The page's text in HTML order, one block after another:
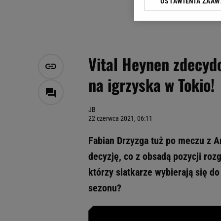
Vital Heynen
na igrzyska w Tokio!
JB
22 czerwca 2021, 06:11
Fabian Drzyzga tuż po meczu z
decyzję, co z obsadą pozycji
którzy siatkarze wybierają się
sezonu?
Klikając „Akceptuję”
Zaufanych Partnerów i
My, nasi Zaufani
Użycie dokładnych
Przechowywanie